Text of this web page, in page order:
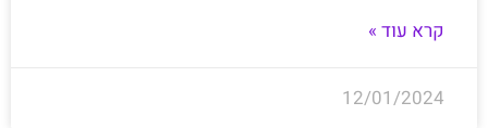
קרא עוד »
12/01/2024